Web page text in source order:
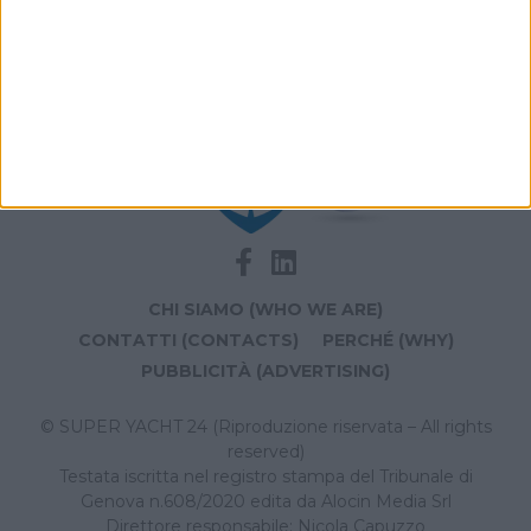
CHI SIAMO (WHO WE ARE)
CONTATTI (CONTACTS)
PERCHÉ (WHY)
PUBBLICITÀ (ADVERTISING)
© SUPER YACHT 24 (Riproduzione riservata – All rights
reserved)
Testata iscritta nel registro stampa del Tribunale di
Genova n.608/2020 edita da Alocin Media Srl
Direttore responsabile: Nicola Capuzzo